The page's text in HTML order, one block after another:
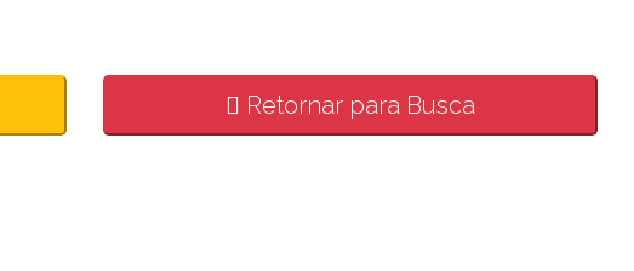
Retornar para Busca